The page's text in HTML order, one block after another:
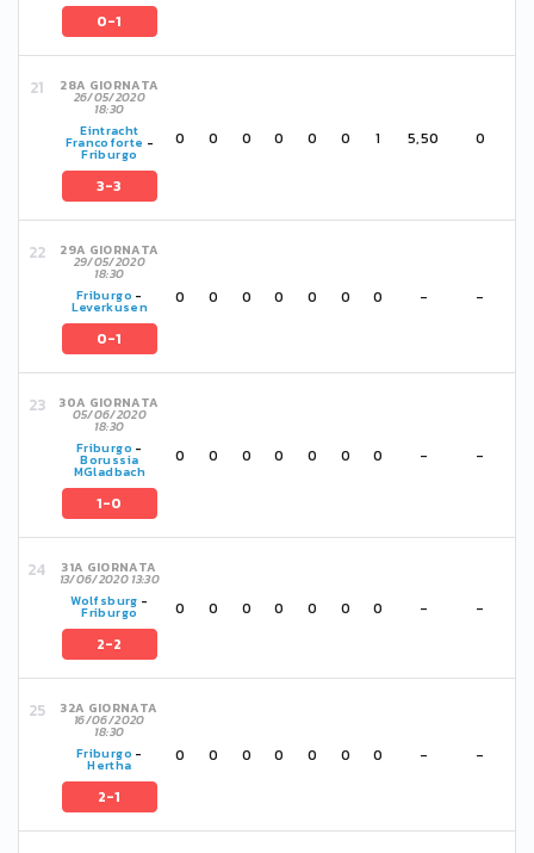
0-1
28A GIORNATA
26/05/2020
18:30
Eintracht
Francoforte -
Friburgo
3-3
0 0 0 0 0 0 1 5,50 0
29A GIORNATA
29/05/2020
18:30
Friburgo -
Leverkusen
0-1
0 0 0 0 0 0 0 - -
30A GIORNATA
05/06/2020
18:30
Friburgo -
Borussia
MGladbach
1-0
0 0 0 0 0 0 0 - -
31A GIORNATA
13/06/2020 13:30
Wolfsburg -
Friburgo
2-2
0 0 0 0 0 0 0 - -
32A GIORNATA
16/06/2020
18:30
Friburgo -
Hertha
2-1
0 0 0 0 0 0 0 - -